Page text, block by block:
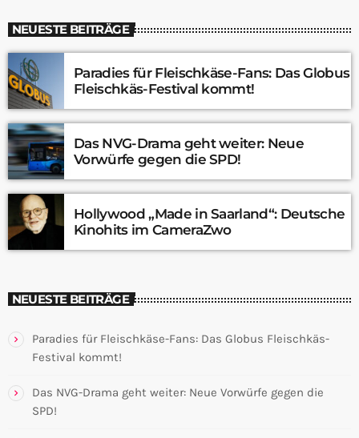
NEUESTE BEITRÄGE
Paradies für Fleischkäse-Fans: Das Globus
Fleischkäs-Festival kommt!
Das NVG-Drama geht weiter: Neue
Vorwürfe gegen die SPD!
Hollywood „Made in Saarland“: Deutsche
Kinohits im CameraZwo
NEUESTE BEITRÄGE
Paradies für Fleischkäse-Fans: Das Globus Fleischkäs-
Festival kommt!
Das NVG-Drama geht weiter: Neue Vorwürfe gegen die
SPD!